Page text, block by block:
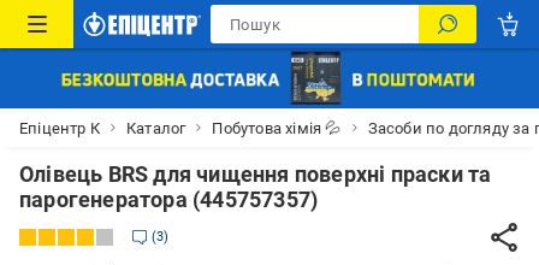
Епіцентр К Каталог Побутова хімія 💦 Засоби по догляду за
Олівець BRS для чищення поверхні праски та
парогенератора (445757357)
3